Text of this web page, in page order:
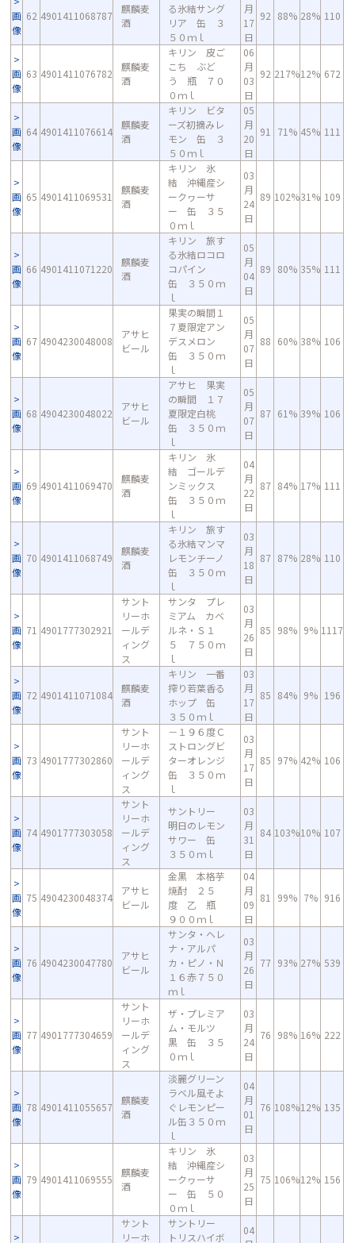
画
像
62 4901411068787
麒麟麦
酒
る氷結サング
リア 缶 ３
５０ｍｌ
月
17
日
92 88% 28% 110
画
像
63 4901411076782
麒麟麦
酒
キリン 皮ご
こち ぶど
う 瓶 ７０
０ｍｌ
06
月
03
日
92 217%12% 672
画
像
64 4901411076614
麒麟麦
酒
キリン ビタ
ーズ初摘みレ
モン 缶 ３
５０ｍｌ
05
月
20
日
91 71% 45% 111
画
像
65 4901411069531
麒麟麦
酒
キリン 氷
結 沖縄産シ
ークヮーサ
ー 缶 ３５
０ｍｌ
03
月
24
日
89 102%31% 109
画
像
66 4901411071220
麒麟麦
酒
キリン 旅す
る氷結ロコロ
コパイン
缶 ３５０ｍ
ｌ
05
月
04
日
89 80% 35% 111
画
像
67 4904230048008
アサヒ
ビール
果実の瞬間１
７夏限定アン
デスメロン
缶 ３５０ｍ
ｌ
05
月
07
日
88 60% 38% 106
画
像
68 4904230048022
アサヒ
ビール
アサヒ 果実
の瞬間 １７
夏限定白桃
缶 ３５０ｍ
ｌ
05
月
07
日
87 61% 39% 106
画
像
69 4901411069470
麒麟麦
酒
キリン 氷
結 ゴールデ
ンミックス
缶 ３５０ｍ
ｌ
04
月
22
日
87 84% 17% 111
画
像
70 4901411068749
麒麟麦
酒
キリン 旅す
る氷結マンマ
レモンチーノ
缶 ３５０ｍ
ｌ
03
月
18
日
87 87% 28% 110
画
像
71 4901777302921
サント
リーホ
ールデ
ィング
ス
サンタ プレ
ミアム カベ
ルネ・Ｓ１
５ ７５０ｍ
ｌ
03
月
26
日
85 98% 9% 1117
画
像
72 4901411071084
麒麟麦
酒
キリン 一番
搾り若葉香る
ホップ 缶
３５０ｍｌ
03
月
17
日
85 84% 9% 196
画
像
73 4901777302860
サント
リーホ
ールデ
ィング
ス
－１９６度Ｃ
ストロングビ
ターオレンジ
缶 ３５０ｍ
ｌ
03
月
17
日
85 97% 42% 106
画
像
74 4901777303058
サント
リーホ
ールデ
ィング
ス
サントリー
明日のレモン
サワー 缶
３５０ｍｌ
03
月
31
日
84 103%10% 107
画
像
75 4904230048374
アサヒ
ビール
金黒 本格芋
焼酎 ２５
度 乙 瓶
９００ｍｌ
04
月
09
日
81 99% 7% 916
画
像
76 4904230047780
アサヒ
ビール
サンタ・ヘレ
ナ・アルパ
カ・ピノ・Ｎ
１６赤７５０
ｍｌ
03
月
26
日
77 93% 27% 539
画
像
77 4901777304659
サント
リーホ
ールデ
ィング
ス
ザ・プレミア
ム・モルツ
黒 缶 ３５
０ｍｌ
03
月
24
日
76 98% 16% 222
画
像
78 4901411055657
麒麟麦
酒
淡麗グリーン
ラベル風そよ
ぐレモンピー
ル缶３５０ｍ
ｌ
04
月
01
日
76 108%12% 135
画
像
79 4901411069555
麒麟麦
酒
キリン 氷
結 沖縄産シ
ークヮーサ
ー 缶 ５０
０ｍｌ
03
月
25
日
75 106%12% 156
サント
リーホ
サントリー
トリスハイボ
04